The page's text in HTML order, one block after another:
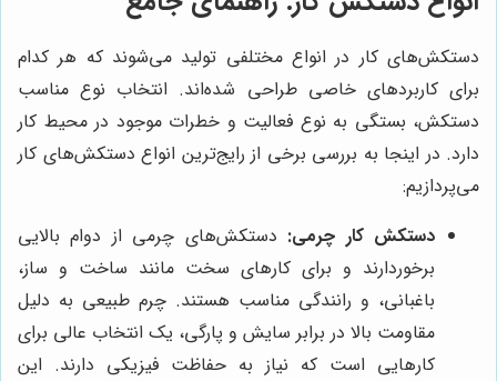
دستکش‌های کار در انواع مختلفی تولید می‌شوند که هر کدام
برای کاربردهای خاصی طراحی شده‌اند. انتخاب نوع مناسب
دستکش، بستگی به نوع فعالیت و خطرات موجود در محیط کار
دارد. در اینجا به بررسی برخی از رایج‌ترین انواع دستکش‌های کار
می‌پردازیم:
دستکش کار چرمی: دستکش‌های چرمی از دوام بالایی
برخوردارند و برای کارهای سخت مانند ساخت و ساز،
باغبانی، و رانندگی مناسب هستند. چرم طبیعی به دلیل
مقاومت بالا در برابر سایش و پارگی، یک انتخاب عالی برای
کارهایی است که نیاز به حفاظت فیزیکی دارند. این